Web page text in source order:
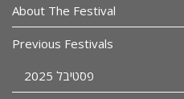
About The Festival
Previous Festivals
פסטיבל 2025